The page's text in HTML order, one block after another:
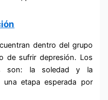
dentro del grupo
de sufrir depresión. Los
son: la soledad y la
una etapa esperada por